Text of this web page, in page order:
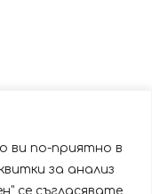
ви по-приятно в
за анализ
се съгласявате